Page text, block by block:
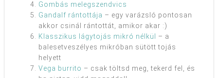
Gombás melegszendvics
Gandalf rántottája – egy varázsló pontosan
akkor csinál rántottát, amikor akar :)
Klasszikus lágytojás mikró nélkül
– a
balesetveszélyes mikróban sütött tojás
helyett
Vega burrito – csak töltsd meg, tekerd fel, és